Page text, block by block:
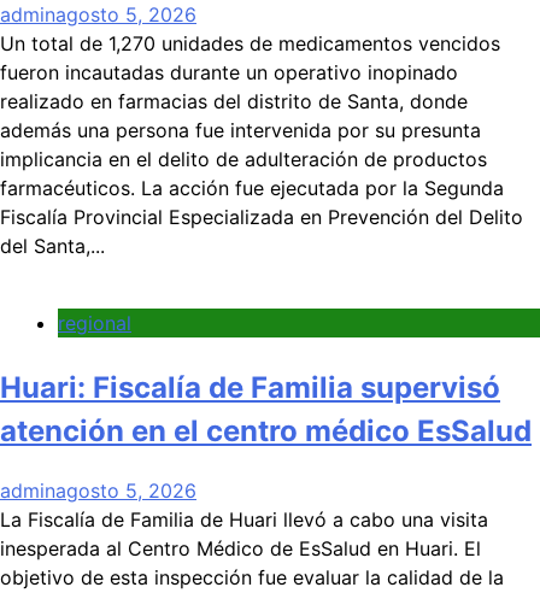
adminagosto 5, 2026
Un total de 1,270 unidades de medicamentos vencidos
fueron incautadas durante un operativo inopinado
realizado en farmacias del distrito de Santa, donde
además una persona fue intervenida por su presunta
implicancia en el delito de adulteración de productos
farmacéuticos. La acción fue ejecutada por la Segunda
Fiscalía Provincial Especializada en Prevención del Delito
del Santa,...
regional
Huari: Fiscalía de Familia supervisó
atención en el centro médico EsSalud
adminagosto 5, 2026
La Fiscalía de Familia de Huari llevó a cabo una visita
inesperada al Centro Médico de EsSalud en Huari. El
objetivo de esta inspección fue evaluar la calidad de la